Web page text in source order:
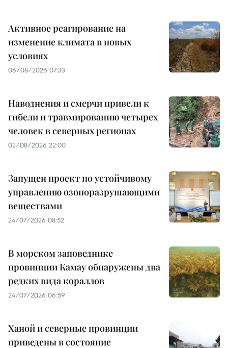
Активное реагирование на
изменение климата в новых
условиях
06/08/2026 07:33
Наводнения и смерчи привели к
гибели и травмированию четырех
человек в северных регионах
02/08/2026 22:00
Запущен проект по устойчивому
управлению озоноразрушающими
веществами
24/07/2026 08:52
В морском заповеднике
провинции Камау обнаружены два
редких вида кораллов
24/07/2026 06:59
Ханой и северные провинции
приведены в состояние